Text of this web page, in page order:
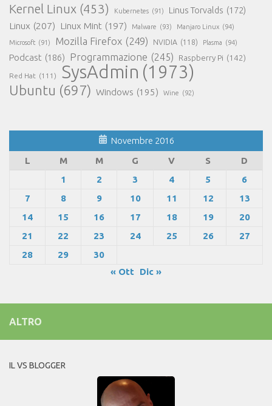
Kernel Linux (453) Kubernetes (91) Linus Torvalds (172)
Linux (207) Linux Mint (197) Malware (93) Manjaro Linux (94)
Microsoft (91) Mozilla Firefox (249) NVIDIA (118) Plasma (94)
Podcast (186) Programmazione (245) Raspberry Pi (142)
Red Hat (111) SysAdmin (1973)
Ubuntu (697) Windows (195) Wine (92)
Novembre 2016
L
M M G V S
D
1
2 3 4 5
6
7
8 9 10 11 12
13
14
15 16 17 18 19
20
21
22 23 24 25 26
27
28
29
30
« Ott
Dic »
ALTRO
IL VS BLOGGER